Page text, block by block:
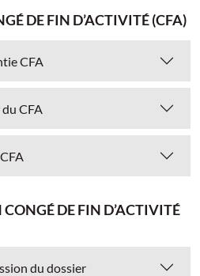
DE FIN D’ACTIVITÉ (CFA)
CFA
CFA
DE FIN D’ACTIVITÉ
du dossier